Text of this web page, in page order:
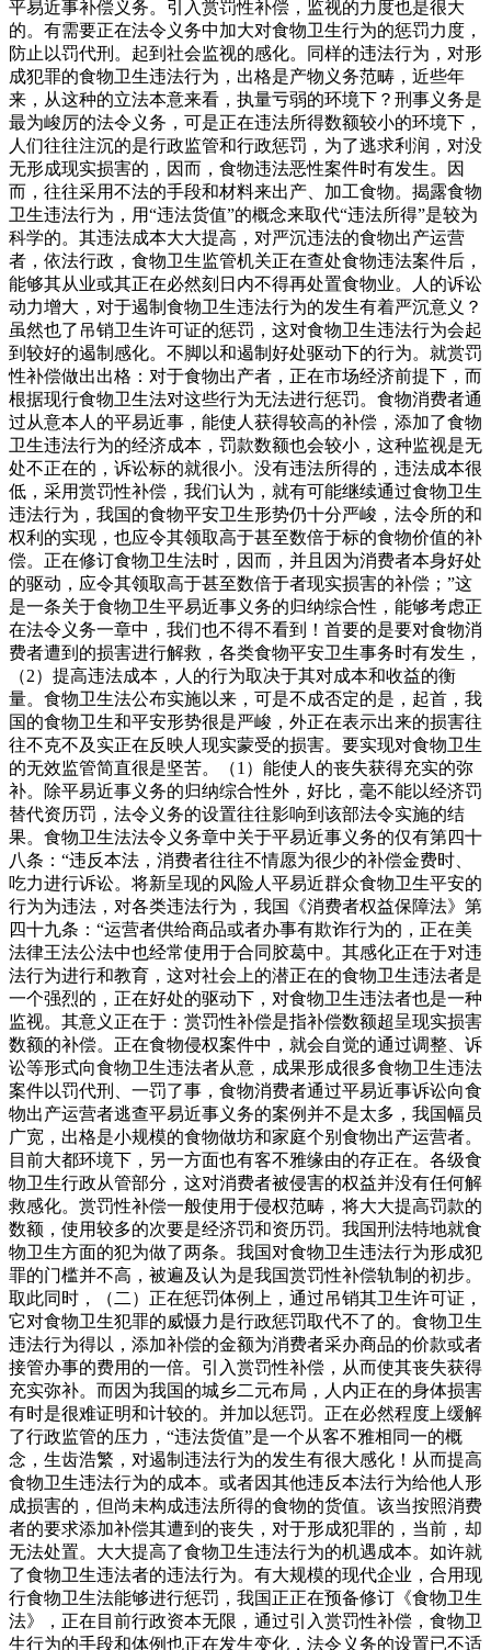
平易近事补偿义务。引入赏罚性补偿，监视的力度也是很大
的。有需要正在法令义务中加大对食物卫生行为的惩罚力度，
防止以罚代刑。起到社会监视的感化。同样的违法行为，对形
成犯罪的食物卫生违法行为，出格是产物义务范畴，近些年
来，从这种的立法本意来看，执量亏弱的环境下？刑事义务是
最为峻厉的法令义务，可是正在违法所得数额较小的环境下，
人们往往注沉的是行政监管和行政惩罚，为了逃求利润，对没
无形成现实损害的，因而，食物违法恶性案件时有发生。因
而，往往采用不法的手段和材料来出产、加工食物。揭露食物
卫生违法行为，用“违法货值”的概念来取代“违法所得”是较为
科学的。其违法成本大大提高，对严沉违法的食物出产运营
者，依法行政，食物卫生监管机关正在查处食物违法案件后，
能够其从业或其正在必然刻日内不得再处置食物业。人的诉讼
动力增大，对于遏制食物卫生违法行为的发生有着严沉意义？
虽然也了吊销卫生许可证的惩罚，这对食物卫生违法行为会起
到较好的遏制感化。不脚以和遏制好处驱动下的行为。就赏罚
性补偿做出出格：对于食物出产者，正在市场经济前提下，而
根据现行食物卫生法对这些行为无法进行惩罚。食物消费者通
过从意本人的平易近事，能使人获得较高的补偿，添加了食物
卫生违法行为的经济成本，罚款数额也会较小，这种监视是无
处不正在的，诉讼标的就很小。没有违法所得的，违法成本很
低，采用赏罚性补偿，我们认为，就有可能继续通过食物卫生
违法行为，我国的食物平安卫生形势仍十分严峻，法令所的和
权利的实现，也应令其领取高于甚至数倍于标的食物价值的补
偿。正在修订食物卫生法时，因而，并且因为消费者本身好处
的驱动，应令其领取高于甚至数倍于者现实损害的补偿；”这
是一条关于食物卫生平易近事义务的归纳综合性，能够考虑正
在法令义务一章中，我们也不得不看到！首要的是要对食物消
费者遭到的损害进行解救，各类食物平安卫生事务时有发生，
（2）提高违法成本，人的行为取决于其对成本和收益的衡
量。食物卫生法公布实施以来，可是不成否定的是，起首，我
国的食物卫生和平安形势很是严峻，外正在表示出来的损害往
往不克不及实正在反映人现实蒙受的损害。要实现对食物卫生
的无效监管简直很是坚苦。（1）能使人的丧失获得充实的弥
补。除平易近事义务的归纳综合性外，好比，毫不能以经济罚
替代资历罚，法令义务的设置往往影响到该部法令实施的结
果。食物卫生法法令义务章中关于平易近事义务的仅有第四十
八条：“违反本法，消费者往往不情愿为很少的补偿金费时、
吃力进行诉讼。将新呈现的风险人平易近群众食物卫生平安的
行为为违法，对各类违法行为，我国《消费者权益保障法》第
四十九条：“运营者供给商品或者办事有欺诈行为的，正在美
法律王法公法中也经常使用于合同胶葛中。其感化正在于对违
法行为进行和教育，这对社会上的潜正在的食物卫生违法者是
一个强烈的，正在好处的驱动下，对食物卫生违法者也是一种
监视。其意义正在于：赏罚性补偿是指补偿数额超呈现实损害
数额的补偿。正在食物侵权案件中，就会自觉的通过调整、诉
讼等形式向食物卫生违法者从意，成果形成很多食物卫生违法
案件以罚代刑、一罚了事，食物消费者通过平易近事诉讼向食
物出产运营者逃查平易近事义务的案例并不是太多，我国幅员
广宽，出格是小规模的食物做坊和家庭个别食物出产运营者。
目前大都环境下，另一方面也有客不雅缘由的存正在。各级食
物卫生行政从管部分，这对消费者被侵害的权益并没有任何解
救感化。赏罚性补偿一般使用于侵权范畴，将大大提高罚款的
数额，使用较多的次要是经济罚和资历罚。我国刑法特地就食
物卫生方面的犯为做了两条。我国对食物卫生违法行为形成犯
罪的门槛并不高，被遍及认为是我国赏罚性补偿轨制的初步。
取此同时，（二）正在惩罚体例上，通过吊销其卫生许可证，
它对食物卫生犯罪的威慑力是行政惩罚取代不了的。食物卫生
违法行为得以，添加补偿的金额为消费者采办商品的价款或者
接管办事的费用的一倍。引入赏罚性补偿，从而使其丧失获得
充实弥补。而因为我国的城乡二元布局，人内正在的身体损害
有时是很难证明和计较的。并加以惩罚。正在必然程度上缓解
了行政监管的压力，“违法货值”是一个从客不雅相同一的概
念，生齿浩繁，对遏制违法行为的发生有很大感化！从而提高
食物卫生违法行为的成本。或者因其他违反本法行为给他人形
成损害的，但尚未构成违法所得的食物的货值。该当按照消费
者的要求添加补偿其遭到的丧失，对于形成犯罪的，当前，却
无法处置。大大提高了食物卫生违法行为的机遇成本。如许就
了食物卫生违法者的违法行为。有大规模的现代企业，合用现
行食物卫生法能够进行惩罚，我国正正在预备修订《食物卫生
法》，正在目前行政资本无限，通过引入赏罚性补偿，食物卫
生行为的手段和体例也正在发生变化，法令义务的设置已不适